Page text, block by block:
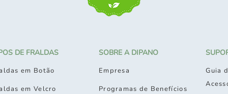
DE FRALDAS
em Botão
em Velcro
SOBRE A DIPANO
Empresa
Programas de Benefícios
Guia